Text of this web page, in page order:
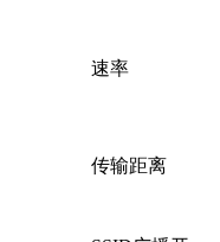
速率
传输距离